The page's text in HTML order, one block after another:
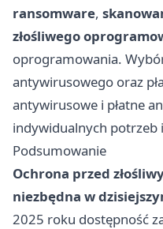
ransomware,
złośliwego
oprogramowania.
antywirusowego oraz
antywirusowe i płatne
indywidualnych
Podsumowanie
Ochrona przed
niezbędna w
2025 roku dostępność